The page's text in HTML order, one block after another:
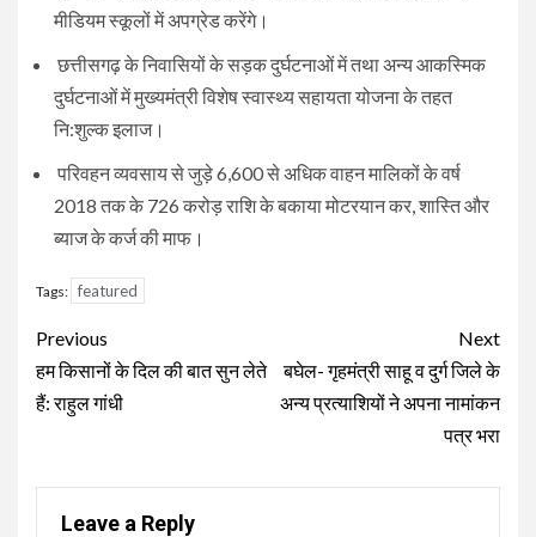
मीडियम स्कूलों में अपग्रेड करेंगे।
छत्तीसगढ़ के निवासियों के सड़क दुर्घटनाओं में तथा अन्य आकस्मिक
दुर्घटनाओं में मुख्यमंत्री विशेष स्वास्थ्य सहायता योजना के तहत
नि:शुल्क इलाज।
परिवहन व्यवसाय से जुड़े 6,600 से अधिक वाहन मालिकों के वर्ष
2018 तक के 726 करोड़ राशि के बकाया मोटरयान कर, शास्ति और
ब्याज के कर्ज की माफ।
Tags: featured
Continue
Reading
Previous
हम किसानों के दिल की बात सुन लेते
हैं: राहुल गांधी
Next
बघेल- गृहमंत्री साहू व दुर्ग जिले के
अन्य प्रत्याशियों ने अपना नामांकन
पत्र भरा
Leave a Reply